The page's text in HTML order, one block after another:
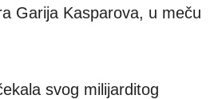
Garija Kasparova, u meču
svog milijarditog